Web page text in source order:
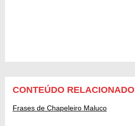
CONTEÚDO RELACIONADO
Frases de Chapeleiro Maluco